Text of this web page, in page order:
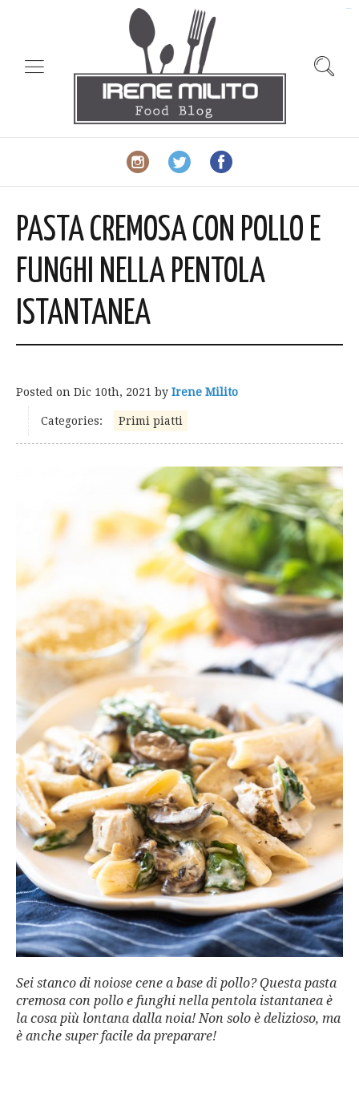
PASTA CREMOSA CON POLLO E
FUNGHI NELLA PENTOLA
ISTANTANEA
Posted on Dic 10th, 2021 by Irene Milito
Categories: Primi piatti
Sei stanco di noiose cene a base di pollo? Questa pasta
cremosa con pollo e funghi nella pentola istantanea è
la cosa più lontana dalla noia! Non solo è delizioso, ma
è anche super facile da preparare!